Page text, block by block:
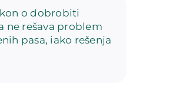
o dobrobiti
ne rešava problem
pasa, iako rešenja